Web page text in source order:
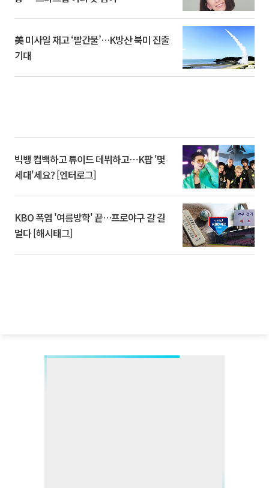
美 미사일 재고 ‘빨간불’…K방산 북미 진출
기대
빅뱅 컴백하고 튜이드 데뷔하고⋯K팝 '몇
세대'세요? [엔터로그]
KBO 폭염 '여름방학' 끝…프로야구 갈 길
멀다 [해시태그]